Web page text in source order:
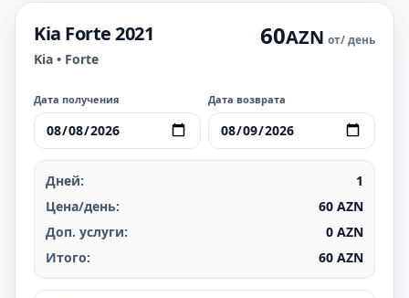
Kia Forte 2021
Kia • Forte
60AZN от/ день
Дата получения Дата возврата
Дней:
1
Цена/день:
60 AZN
Доп. услуги:
0 AZN
Итого:
60 AZN